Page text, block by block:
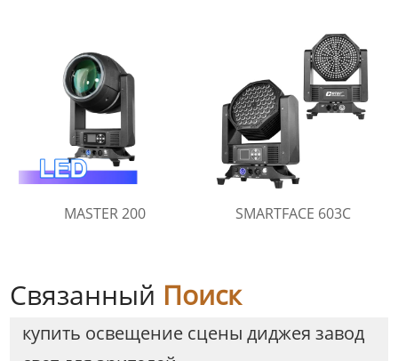
MASTER 200 SMARTFACE 603C
Связанный Поиск
купить освещение сцены диджея завод